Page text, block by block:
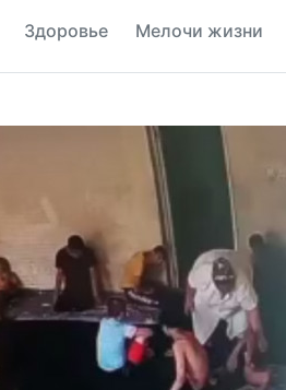
Здоровье Мелочи жизни